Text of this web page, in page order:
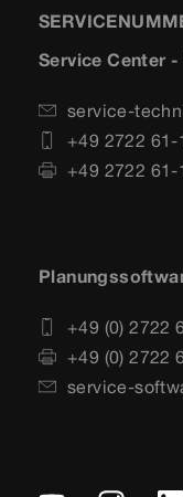
Service Center
service-
+49 2722 61-
+49 2722 61-
+49 (0) 2722
+49 (0) 2722
service-